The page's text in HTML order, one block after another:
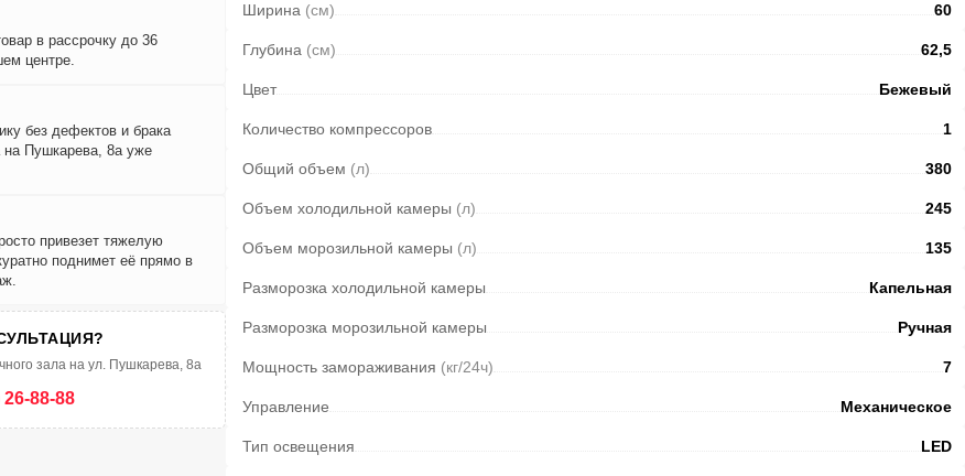
в рассрочку до 36
центре.
без дефектов и брака
на Пушкарева, 8а уже
привезет тяжелую
поднимет её прямо в
зала на ул. Пушкарева, 8а
26-88-88
Ширина (см) 60
Глубина (см) 62,5
Цвет Бежевый
Количество компрессоров 1
Общий объем (л) 380
Объем холодильной камеры (л) 245
Объем морозильной камеры (л) 135
Разморозка холодильной камеры Капельная
Разморозка морозильной камеры Ручная
Мощность замораживания (кг/24ч) 7
Управление Механическое
Тип освещения LED